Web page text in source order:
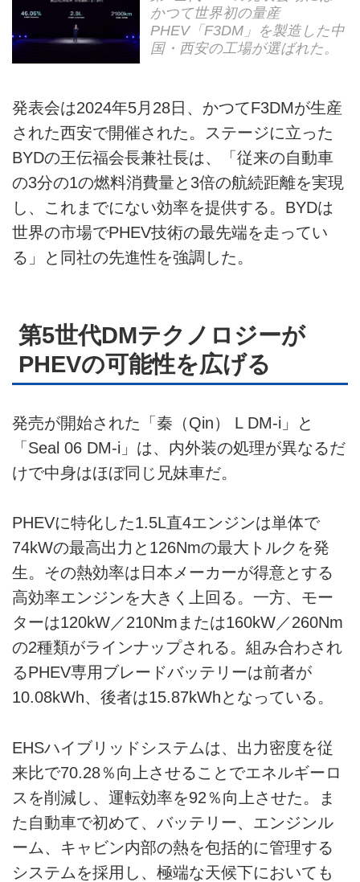
かつて世界初の量産
PHEV「F3DM」を製造した中
国・西安の工場が選ばれた。
発表会は2024年5月28日、かつてF3DMが生産
された西安で開催された。ステージに立った
BYDの王伝福会長兼社長は、「従来の自動車
の3分の1の燃料消費量と3倍の航続距離を実現
し、これまでにない効率を提供する。BYDは
世界の市場でPHEV技術の最先端を走ってい
る」と同社の先進性を強調した。
第5世代DMテクノロジーが
PHEVの可能性を広げる
発売が開始された「秦（Qin） L DM-i」と
「Seal 06 DM-i」は、内外装の処理が異なるだ
けで中身はほぼ同じ兄妹車だ。
PHEVに特化した1.5L直4エンジンは単体で
74kWの最高出力と126Nmの最大トルクを発
生。その熱効率は日本メーカーが得意とする
高効率エンジンを大きく上回る。一方、モー
ターは120kW／210Nmまたは160kW／260Nm
の2種類がラインナップされる。組み合わされ
るPHEV専用ブレードバッテリーは前者が
10.08kWh、後者は15.87kWhとなっている。
EHSハイブリッドシステムは、出力密度を従
来比で70.28％向上させることでエネルギーロ
スを削減し、運転効率を92％向上させた。ま
た自動車で初めて、バッテリー、エンジンル
ーム、キャビン内部の熱を包括的に管理する
システムを採用し、極端な天候下においても